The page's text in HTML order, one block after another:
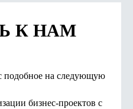
К НАМ
подобное на следующую
бизнес-проектов с